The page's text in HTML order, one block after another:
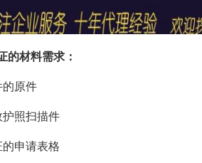
的材料需求：
原件
照扫描件
申请表格